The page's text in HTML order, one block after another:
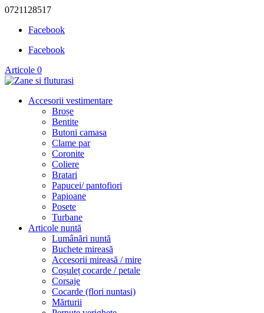
0721128517
Facebook
Facebook
Articole 0
Accesorii vestimentare
Broșe
Bentite
Butoni camasa
Clame par
Coronite
Coliere
Bratari
Papucei/ pantofiori
Papioane
Posete
Turbane
Articole nuntă
Lumânări nuntă
Buchete mireasă
Accesorii mireasă / mire
Coșuleț cocarde / petale
Corsaje
Cocarde (flori nuntasi)
Mărturii